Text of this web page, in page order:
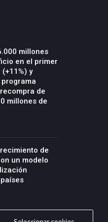
millones
en el primer
y
de
millones de
de
un modelo